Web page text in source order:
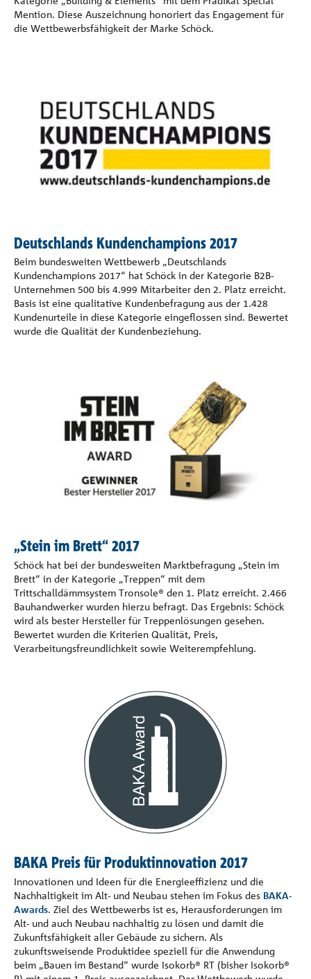
Mention. Diese Auszeichnung honoriert das Engagement für
die Wettbewerbsfähigkeit der Marke Schöck.
Deutschlands Kundenchampions 2017
Beim bundesweiten Wettbewerb „Deutschlands
Kundenchampions 2017“ hat Schöck in der Kategorie B2B-
Unternehmen 500 bis 4.999 Mitarbeiter den 2. Platz erreicht.
Basis ist eine qualitative Kundenbefragung aus der 1.428
Kundenurteile in diese Kategorie eingeflossen sind. Bewertet
wurde die Qualität der Kundenbeziehung.
„Stein im Brett“ 2017
Schöck hat bei der bundesweiten Marktbefragung „Stein im
Brett“ in der Kategorie „Treppen“ mit dem
Trittschalldämmsystem Tronsole® den 1. Platz erreicht. 2.466
Bauhandwerker wurden hierzu befragt. Das Ergebnis: Schöck
wird als bester Hersteller für Treppenlösungen gesehen.
Bewertet wurden die Kriterien Qualität, Preis,
Verarbeitungsfreundlichkeit sowie Weiterempfehlung.
BAKA Preis für Produktinnovation 2017
Innovationen und Ideen für die Energieeffizienz und die
Nachhaltigkeit im Alt- und Neubau stehen im Fokus des BAKA-
Awards. Ziel des Wettbewerbs ist es, Herausforderungen im
Alt- und auch Neubau nachhaltig zu lösen und damit die
Zukunftsfähigkeit aller Gebäude zu sichern. Als
zukunftsweisende Produktidee speziell für die Anwendung
beim „Bauen im Bestand“ wurde Isokorb® RT (bisher Isokorb®